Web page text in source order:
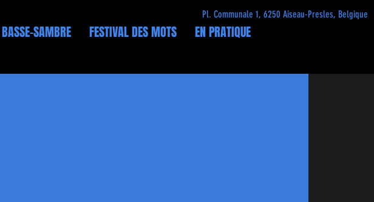
SAMBRE FESTIVAL DES MOTS EN PRATIQUE
Pl. Communale 1, 6250 Aiseau-Presles, Belgique